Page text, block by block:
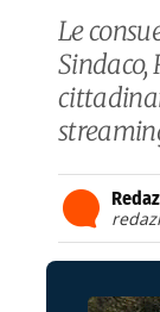
Le
Sindaco,